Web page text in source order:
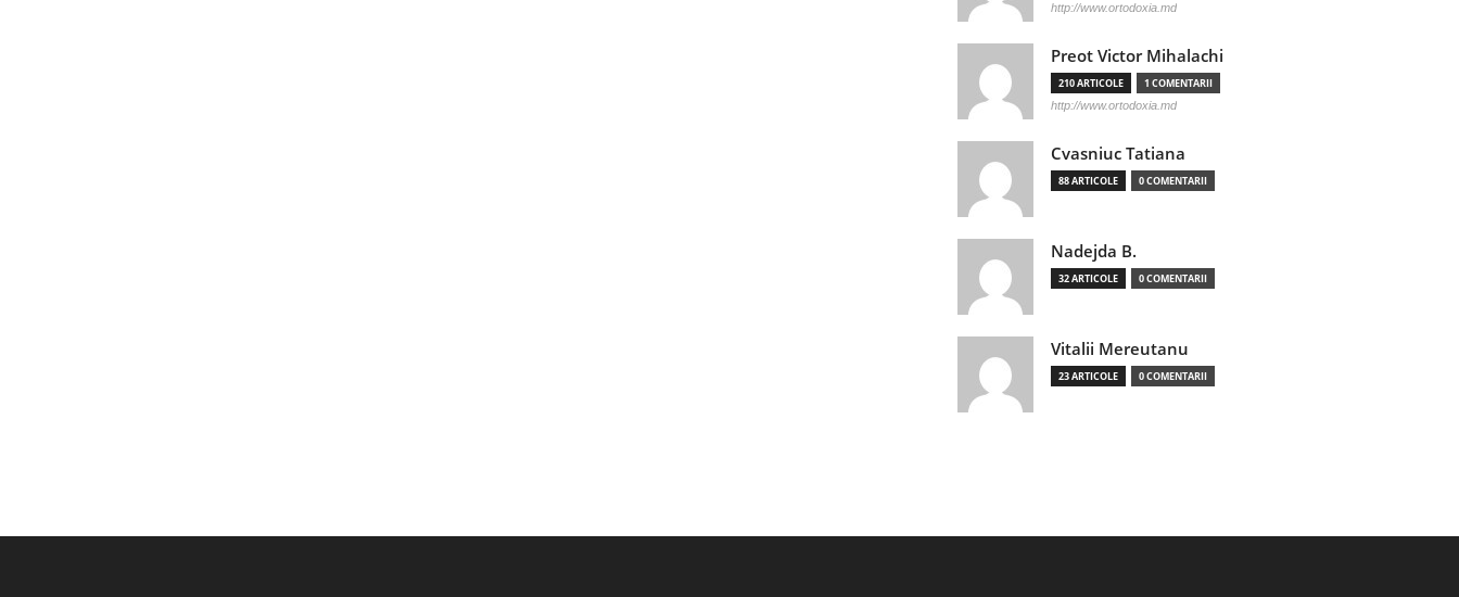
http://www.ortodoxia.md
Preot Victor Mihalachi
210 ARTICOLE 1 COMENTARII
http://www.ortodoxia.md
Cvasniuc Tatiana
88 ARTICOLE 0 COMENTARII
Nadejda B.
32 ARTICOLE 0 COMENTARII
Vitalii Mereutanu
23 ARTICOLE 0 COMENTARII